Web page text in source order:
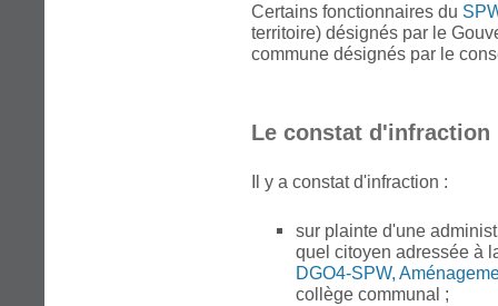
Certains fonctionnaires du
territoire) désignés par le
commune désignés par le
Le constat d'infraction
Il y a constat d'infraction :
sur plainte d'une
quel citoyen adressée à
DGO4-SPW,
collège communal ;